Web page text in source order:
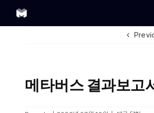
content
메타버스 결과보고